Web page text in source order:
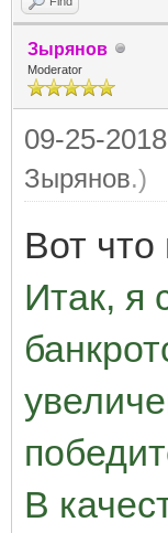
Зырянов
Moderator
09-25-
Зырянов.)
Вот что
Итак, я
В